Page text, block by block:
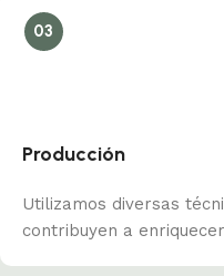
03
Producción
Utilizamos diversas
contribuyen a